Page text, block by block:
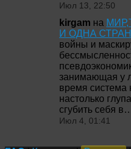
Июл 13, 22:50
kirgam на
И ОДНА
войны и
занимающая у
время система
настолько
сгубить себя
Июл 4, 01:41